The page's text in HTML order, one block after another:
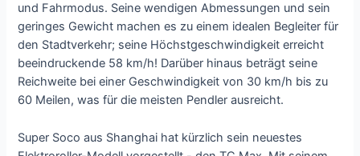
und Fahrmodus. Seine wendigen Abmessungen und sein
geringes Gewicht machen es zu einem idealen Begleiter für
den Stadtverkehr; seine Höchstgeschwindigkeit erreicht
beeindruckende 58 km/h! Darüber hinaus beträgt seine
Reichweite bei einer Geschwindigkeit von 30 km/h bis zu
60 Meilen, was für die meisten Pendler ausreicht.
Super Soco aus Shanghai hat kürzlich sein neuestes